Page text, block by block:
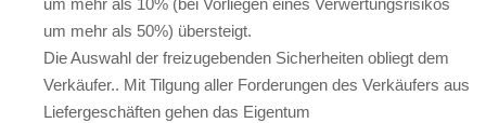
um mehr als 10% (bei Vorliegen eines Verwertungsrisikos
um mehr als 50%) übersteigt.
Die Auswahl der freizugebenden Sicherheiten obliegt dem
Verkäufer.. Mit Tilgung aller Forderungen des Verkäufers aus
Liefergeschäften gehen das Eigentum